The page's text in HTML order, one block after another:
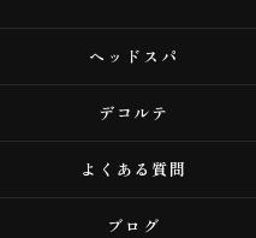
ヘッドスパ
デコルテ
よくある質問
ブログ